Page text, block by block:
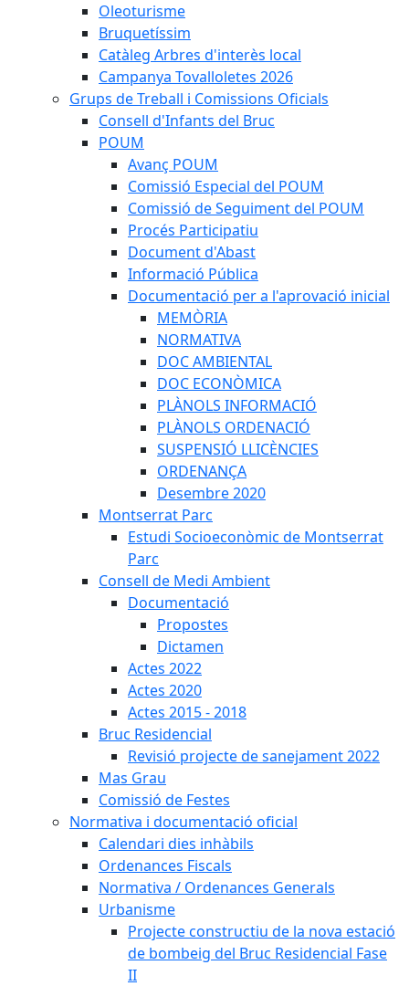
Oleoturisme
Bruquetíssim
Catàleg Arbres d'interès local
Campanya Tovalloletes 2026
Grups de Treball i Comissions Oficials
Consell d'Infants del Bruc
POUM
Avanç POUM
Comissió Especial del POUM
Comissió de Seguiment del POUM
Procés Participatiu
Document d'Abast
Informació Pública
Documentació per a l'aprovació inicial
MEMÒRIA
NORMATIVA
DOC AMBIENTAL
DOC ECONÒMICA
PLÀNOLS INFORMACIÓ
PLÀNOLS ORDENACIÓ
SUSPENSIÓ LLICÈNCIES
ORDENANÇA
Desembre 2020
Montserrat Parc
Estudi Socioeconòmic de Montserrat
Parc
Consell de Medi Ambient
Documentació
Propostes
Dictamen
Actes 2022
Actes 2020
Actes 2015 - 2018
Bruc Residencial
Revisió projecte de sanejament 2022
Mas Grau
Comissió de Festes
Normativa i documentació oficial
Calendari dies inhàbils
Ordenances Fiscals
Normativa / Ordenances Generals
Urbanisme
Projecte constructiu de la nova estació
de bombeig del Bruc Residencial Fase
II